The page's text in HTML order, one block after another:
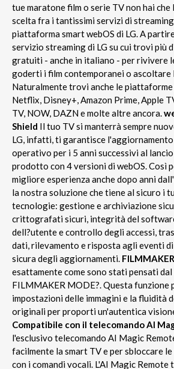
tue maratone film o serie TV non hai che
scelta fra i tantissimi servizi di
piattaforma smart webOS di LG. A
servizio streaming di LG su cui trovi più
gratuiti - anche in italiano - per rivivere
goderti i film contemporanei o ascoltare
Naturalmente trovi anche le piattaforme
Netflix, Disney+, Amazon Prime, Apple
TV, NOW, DAZN e molte altre ancora.
Shield Il tuo TV si manterrà sempre
LG, infatti, ti garantisce
operativo per i 5 anni successivi al
prodotto con 4 versioni di webOS. Così
migliore esperienza anche dopo anni
la nostra soluzione che tiene al sicuro i
tecnologie: gestione e archiviazione
crittografati sicuri, integrità del
dell?utente e controllo degli accessi,
dati, rilevamento e risposta agli eventi
sicura degli aggiornamenti.
esattamente come sono stati pensati
FILMMAKER MODE?. Questa funzione
impostazioni delle immagini e la fluidità
originali per proporti un'autentica
Compatibile con il telecomando AI
l'esclusivo telecomando AI Magic
facilmente la smart TV e per sbloccare
con i comandi vocali. L'AI Magic Remote